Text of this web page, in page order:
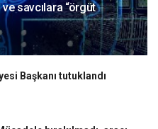
ve savcılara “örgüt
Başkanı tutuklandı